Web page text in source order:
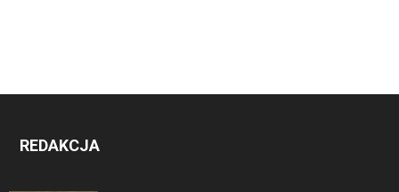
REDAKCJA